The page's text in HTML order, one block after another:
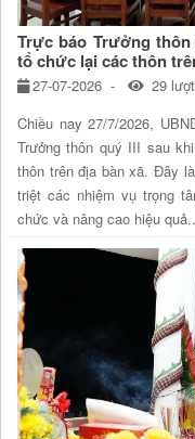
Trực báo Trưởng
tổ chức lại các thôn
27-07-2026
29
Chiều nay 27/7/2026,
Trưởng thôn quý III sau
thôn trên địa bàn xã. Đây
triệt các nhiệm vụ trọng
chức và nâng cao hiệu